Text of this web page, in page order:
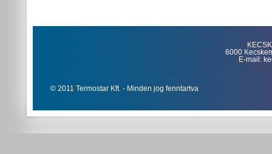
6000
E-mail:
© 2011 Termostar Kft. - Minden jog fenntartva